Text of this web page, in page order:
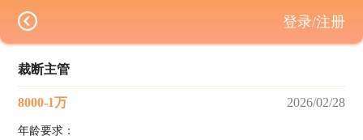
裁断主管
8000-1万 2026/02/28
年龄要求：
登录/注册